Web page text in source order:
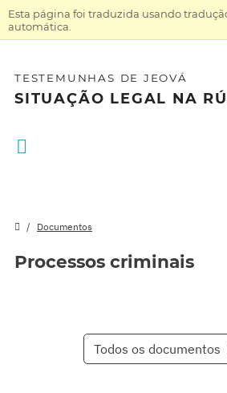
Esta página foi traduzida usando
automática.
TESTEMUNHAS DE JEOVÁ
SITUAÇÃO LEGAL NA
Documentos
Processos criminais
Todos os documentos